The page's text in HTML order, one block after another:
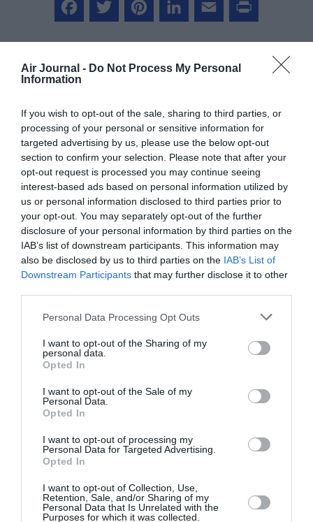
Air Journal - Do Not Process My Personal
Information
If you wish to opt-out of the sale, sharing to third parties, or
processing of your personal or sensitive information for
targeted advertising by us, please use the below opt-out
section to confirm your selection. Please note that after your
opt-out request is processed you may continue seeing
interest-based ads based on personal information utilized by
us or personal information disclosed to third parties prior to
your opt-out. You may separately opt-out of the further
disclosure of your personal information by third parties on the
IAB’s list of downstream participants. This information may
also be disclosed by us to third parties on the IAB’s List of
Downstream Participants that may further disclose it to other
Personal Data Processing Opt Outs
I want to opt-out of the Sharing of my
personal data.
Opted In
I want to opt-out of the Sale of my
Personal Data.
Opted In
I want to opt-out of processing my
Personal Data for Targeted Advertising.
Opted In
I want to opt-out of Collection, Use,
Retention, Sale, and/or Sharing of my
Personal Data that Is Unrelated with the
Purposes for which it was collected.
Serge13 a commenté :
4 juillet 2026 - 9 h 32 min
Y a que des feignants soutenus par des syndicats mafieux.
Privatisation du contrôle aérien..
Aucune autre solution.
RÉPONDRE
ORIONa commenté :
4 juillet 2026 - 10 h 24
min
Militarisation du controle aerien c’est le mieux
RÉPONDRE
Serge13
On a vu ce que ça a donné dans le passé
RÉPONDRE